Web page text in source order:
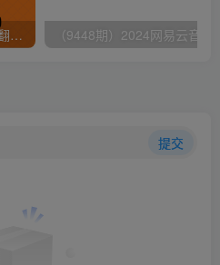
全网首发，美团饿了么老店翻新最新技术，一单利润300-600
提交